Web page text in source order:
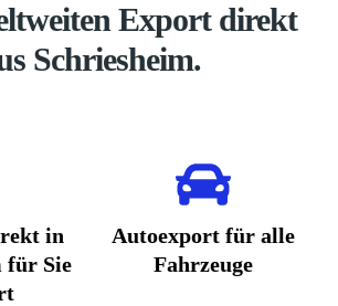
Export direkt
Schriesheim.
in
für Sie
Autoexport für alle
Fahrzeuge